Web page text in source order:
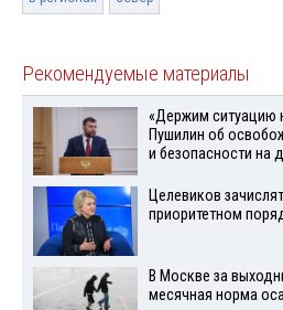
Рекомендуемые материалы
«Держим ситуацию
Пушилин об
и безопасности на
Целевиков
приоритетном
В Москве за
месячная норма